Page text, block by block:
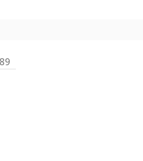
89 غرام